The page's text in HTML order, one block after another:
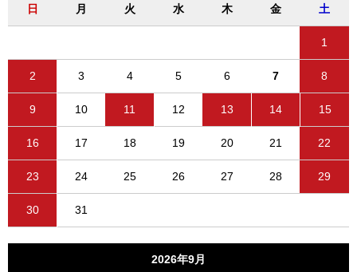
日 月 火 水 木 金 土
1
2 3 4 5 6 7 8
9 10 11 12 13 14 15
16 17 18 19 20 21 22
23 24 25 26 27 28 29
30 31
2026年9月